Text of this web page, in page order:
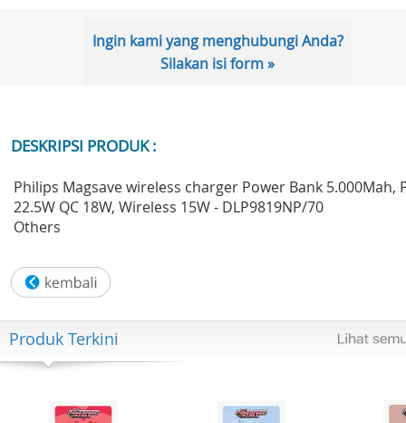
Ingin kami yang menghubungi Anda?
Silakan isi form »
DESKRIPSI PRODUK :
Philips Magsave wireless charger Power Bank 5.000Mah,
22.5W QC 18W, Wireless 15W - DLP9819NP/70
Others
Produk Terkini